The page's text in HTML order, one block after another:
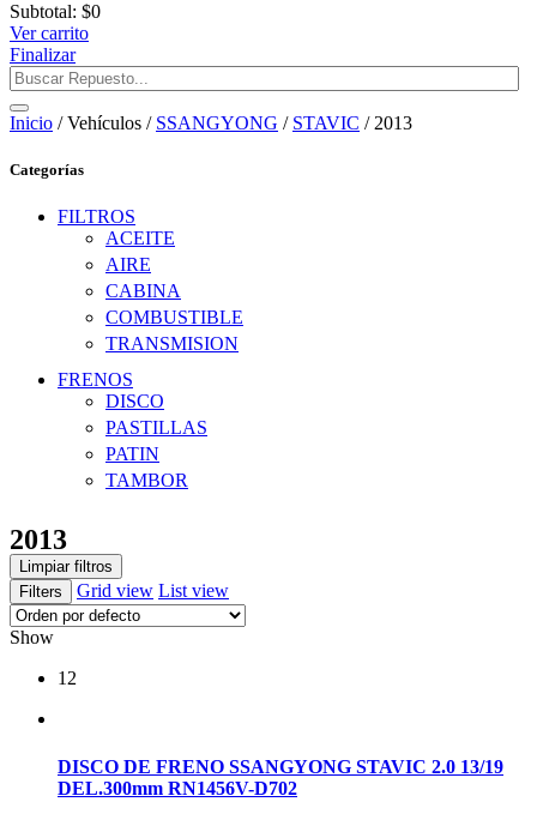
Subtotal: $0
Ver carrito
Finalizar
Inicio / Vehículos / SSANGYONG / STAVIC / 2013
Categorías
FILTROS
ACEITE
AIRE
CABINA
COMBUSTIBLE
TRANSMISION
FRENOS
DISCO
PASTILLAS
PATIN
TAMBOR
2013
Limpiar filtros
Filters
Grid view List view
Show
12
DISCO DE FRENO SSANGYONG STAVIC 2.0 13/19
DEL.300mm RN1456V-D702